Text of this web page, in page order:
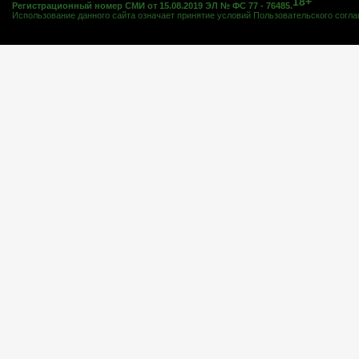
Регистрационный номер СМИ от 15.08.2019 ЭЛ № ФС 77 - 76485.
Использование данного сайта означает принятие условий Пользовательского